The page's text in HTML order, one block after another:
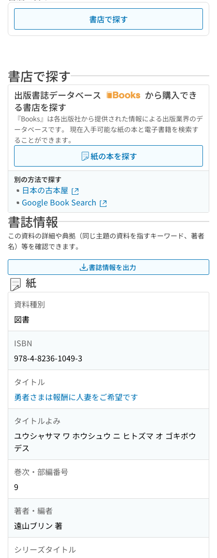
書店で探す
書店で探す
出版書誌データベース
から購入でき
る書店を探す
『Books』は各出版社から提供された情報による出版業界のデ
ータベースです。 現在入手可能な紙の本と電子書籍を検索す
ることができます。
紙の本を探す
別の方法で探す
日本の古本屋
Google Book Search
書誌情報
この資料の詳細や典拠（同じ主題の資料を指すキーワード、著者
名）等を確認できます。
書誌情報を出力
紙
資料種別
図書
ISBN
978-4-8236-1049-3
タイトル
勇者さまは報酬に人妻をご希望です
タイトルよみ
ユウシャサマ ワ ホウシュウ ニ ヒトズマ オ ゴキボウ
デス
巻次・部編番号
9
著者・編者
遠山ブリン 著
シリーズタイトル